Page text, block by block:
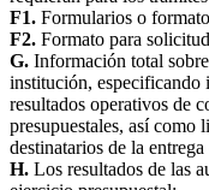
F1. Formularios o
F2. Formato para
G. Información total
institución, especificando
resultados operativos de
presupuestales, así como
destinatarios de la
H. Los resultados de las